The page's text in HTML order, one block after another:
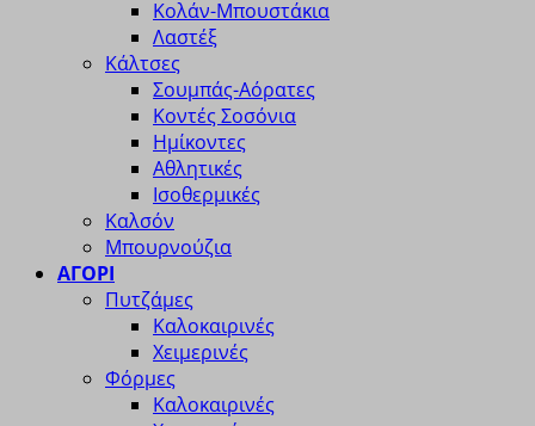
Κολάν-Μπουστάκια
Λαστέξ
Κάλτσες
Σουμπάς-Αόρατες
Κοντές Σοσόνια
Ημίκοντες
Αθλητικές
Ισοθερμικές
Καλσόν
Μπουρνούζια
ΑΓΟΡΙ
Πυτζάμες
Καλοκαιρινές
Χειμερινές
Φόρμες
Καλοκαιρινές